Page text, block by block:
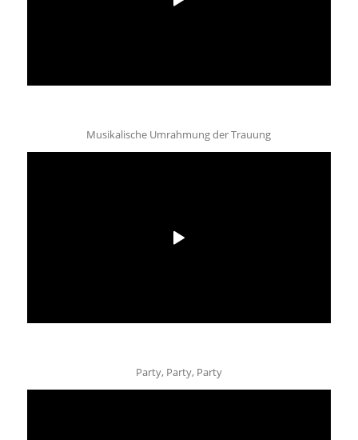
Musikalische Umrahmung der Trauung
Party, Party, Party